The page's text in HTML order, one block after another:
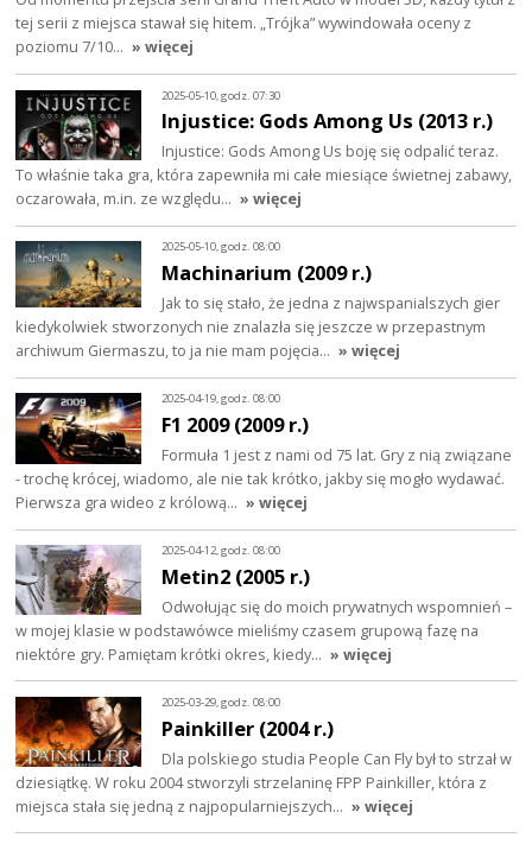
tej serii z miejsca stawał się hitem. „Trójka” wywindowała oceny z
poziomu 7/10… » więcej
2025-05-10, godz. 07:30
Injustice: Gods Among Us (2013 r.)
Injustice: Gods Among Us boję się odpalić teraz.
To właśnie taka gra, która zapewniła mi całe miesiące świetnej zabawy,
oczarowała, m.in. ze względu… » więcej
2025-05-10, godz. 08:00
Machinarium (2009 r.)
Jak to się stało, że jedna z najwspanialszych gier
kiedykolwiek stworzonych nie znalazła się jeszcze w przepastnym
archiwum Giermaszu, to ja nie mam pojęcia… » więcej
2025-04-19, godz. 08:00
F1 2009 (2009 r.)
Formuła 1 jest z nami od 75 lat. Gry z nią związane
- trochę krócej, wiadomo, ale nie tak krótko, jakby się mogło wydawać.
Pierwsza gra wideo z królową… » więcej
2025-04-12, godz. 08:00
Metin2 (2005 r.)
Odwołując się do moich prywatnych wspomnień –
w mojej klasie w podstawówce mieliśmy czasem grupową fazę na
niektóre gry. Pamiętam krótki okres, kiedy… » więcej
2025-03-29, godz. 08:00
Painkiller (2004 r.)
Dla polskiego studia People Can Fly był to strzał w
dziesiątkę. W roku 2004 stworzyli strzelaninę FPP Painkiller, która z
miejsca stała się jedną z najpopularniejszych… » więcej